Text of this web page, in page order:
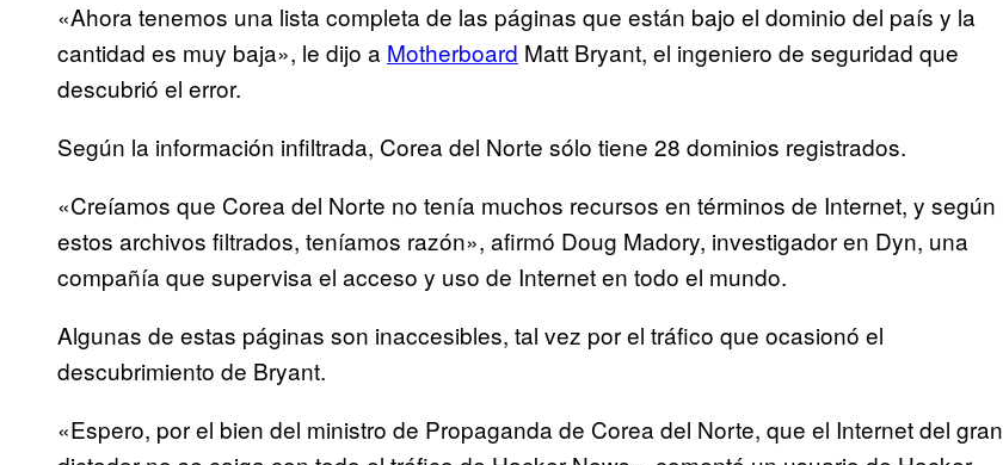
«Ahora tenemos una lista completa de las páginas que están bajo el dominio del país y la
cantidad es muy baja», le dijo a Motherboard Matt Bryant, el ingeniero de seguridad que
descubrió el error.
Según la información infiltrada, Corea del Norte sólo tiene 28 dominios registrados.
«Creíamos que Corea del Norte no tenía muchos recursos en términos de Internet, y según
estos archivos filtrados, teníamos razón», afirmó Doug Madory, investigador en Dyn, una
compañía que supervisa el acceso y uso de Internet en todo el mundo.
Algunas de estas páginas son inaccesibles, tal vez por el tráfico que ocasionó el
descubrimiento de Bryant.
«Espero, por el bien del ministro de Propaganda de Corea del Norte, que el Internet del gran